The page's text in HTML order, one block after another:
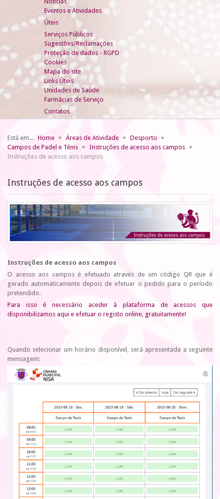
Eventos e Atividades
Úteis
Serviços Públicos
Sugestões/Reclamações
Proteção de dados - RGPD
Cookies
Mapa do site
Links Úteis
Unidades de Saúde
Farmácias de Serviço
Contatos
Está em... Home Áreas de Atividade
Desporto
Campos de Padel e Ténis
Instruções de acesso aos campos
Instruções de acesso aos campos
Instruções de acesso aos campos
Instruções de acesso aos campos
O acesso aos campos é efetuado através de um código QR que é
gerado automaticamente depois de efetuar o pedido para o período
pretendido.
Para isso é necessário aceder à plataforma de acessos que
disponibilizamos aqui e efetuar o registo online, gratuitamente!
Quando selecionar um horário disponível, será apresentada a seguinte
mensagem: